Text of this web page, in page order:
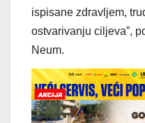
ispisane zdravljem,
ostvarivanju ciljeva”,
Neum.